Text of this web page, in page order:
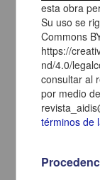
Cruz Juárez, Víctor
esta obra
Su uso se
Commons
https://
nd/4.0/
consultar al
por medio
términos de